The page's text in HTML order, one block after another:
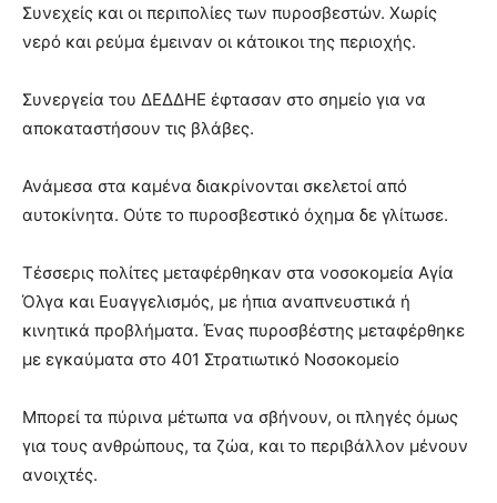
Συνεχείς και οι περιπολίες των πυροσβεστών. Χωρίς
νερό και ρεύμα έμειναν οι κάτοικοι της περιοχής.
Συνεργεία του ΔΕΔΔΗΕ έφτασαν στο σημείο για να
αποκαταστήσουν τις βλάβες.
Ανάμεσα στα καμένα διακρίνονται σκελετοί από
αυτοκίνητα. Ούτε το πυροσβεστικό όχημα δε γλίτωσε.
Τέσσερις πολίτες μεταφέρθηκαν στα νοσοκομεία Αγία
Όλγα και Ευαγγελισμός, με ήπια αναπνευστικά ή
κινητικά προβλήματα. Ένας πυροσβέστης μεταφέρθηκε
με εγκαύματα στο 401 Στρατιωτικό Νοσοκομείο
Μπορεί τα πύρινα μέτωπα να σβήνουν, οι πληγές όμως
για τους ανθρώπους, τα ζώα, και το περιβάλλον μένουν
ανοιχτές.